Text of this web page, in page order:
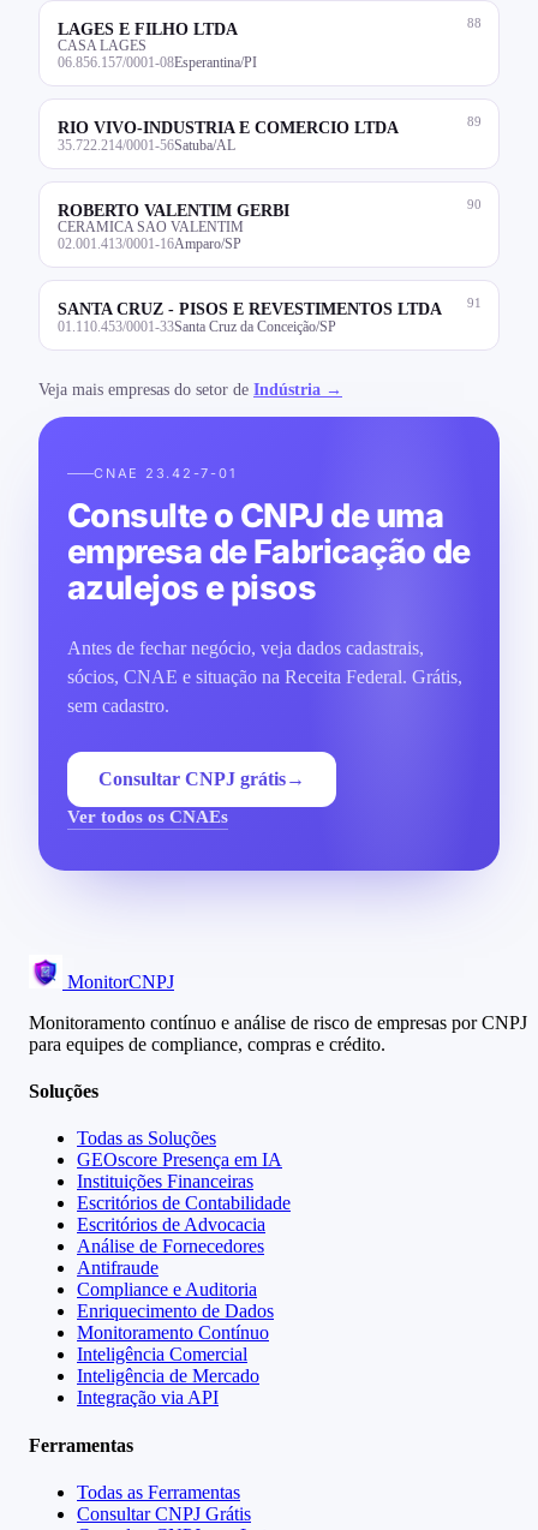
88
LAGES E FILHO LTDA
CASA LAGES
06.856.157/0001-08Esperantina/PI
89
RIO VIVO-INDUSTRIA E COMERCIO LTDA
35.722.214/0001-56Satuba/AL
90
ROBERTO VALENTIM GERBI
CERAMICA SAO VALENTIM
02.001.413/0001-16Amparo/SP
91
SANTA CRUZ - PISOS E REVESTIMENTOS LTDA
01.110.453/0001-33Santa Cruz da Conceição/SP
Veja mais empresas do setor de Indústria →
CNAE 23.42-7-01
Consulte o CNPJ de uma
empresa de Fabricação de
azulejos e pisos
Antes de fechar negócio, veja dados cadastrais,
sócios, CNAE e situação na Receita Federal. Grátis,
sem cadastro.
Consultar CNPJ grátis→
Ver todos os CNAEs
MonitorCNPJ
Monitoramento contínuo e análise de risco de empresas por CNPJ
para equipes de compliance, compras e crédito.
Soluções
Todas as Soluções
GEOscore Presença em IA
Instituições Financeiras
Escritórios de Contabilidade
Escritórios de Advocacia
Análise de Fornecedores
Antifraude
Compliance e Auditoria
Enriquecimento de Dados
Monitoramento Contínuo
Inteligência Comercial
Inteligência de Mercado
Integração via API
Ferramentas
Todas as Ferramentas
Consultar CNPJ Grátis